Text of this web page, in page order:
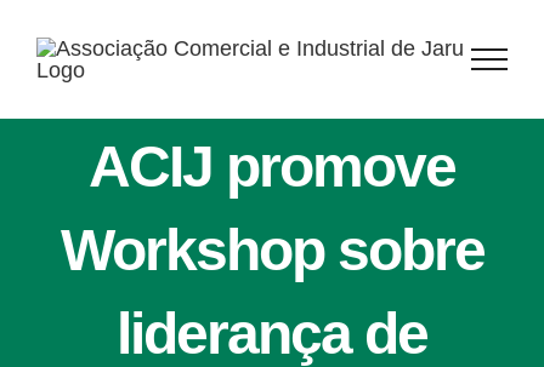
para
ACIJ promove
Workshop sobre
liderança de